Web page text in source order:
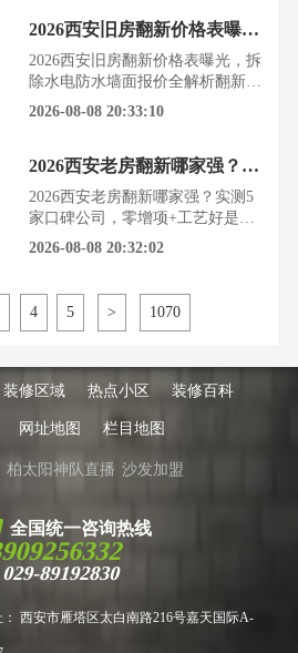
功的第一步，踩错坑就是无尽的烦
恼和额外的开支。根据西安市住建
局及建筑装饰协会的公开数据，结
合第三方机构评选结果与数千名西
安业主的真实口碑反馈，20
2026西安旧房翻新价格表曝光，拆除水电防水墙面报价全解析
2026西安旧房翻新价格表曝光，拆
除水电防水墙面报价全解析翻新一
套老房子，预算就像个无底洞，永
修公司的增项陷阱里。根据西安市
住建局2026年第一季度发布的行业
数据，以及西安市建筑装饰行业协
会的调研报告，结合数千名西安业
主的真实反馈，我们发现
2026-08-08 20:33:10
2026西安老房翻新哪家强？实测5家口碑公司，零增项+工艺好是王道
2026西安老房翻新哪家强？实测5
家口碑公司，零增项+工艺好是王
道看着住了十几年的老房子，墙面
结合西安市住建局、建筑装饰协会
的公开数据，以及数千名西
2026-08-08 20:32:02
4 5 > 1070
装修区域 热点小区 装修百科
网址地图 栏目地图
柏太阳神队直播 沙发加盟
全国统一咨询热线
029-89192830
： 西安市雁塔区太白南路216号嘉天国际A-